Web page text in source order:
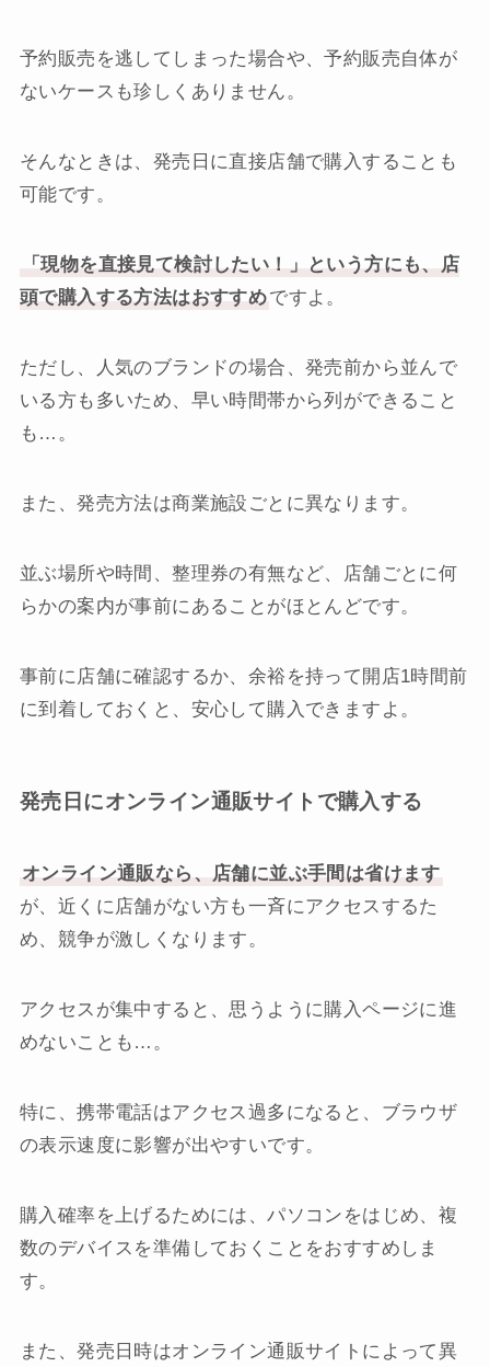
予約販売を逃してしまった場合や、予約販売自体が
ないケースも珍しくありません。
そんなときは、発売日に直接店舗で購入することも
可能です。
「現物を直接見て検討したい！」という方にも、店
頭で購入する方法はおすすめですよ。
ただし、人気のブランドの場合、発売前から並んで
いる方も多いため、早い時間帯から列ができること
も…。
また、発売方法は商業施設ごとに異なります。
並ぶ場所や時間、整理券の有無など、店舗ごとに何
らかの案内が事前にあることがほとんどです。
事前に店舗に確認するか、余裕を持って開店1時間前
に到着しておくと、安心して購入できますよ。
発売日にオンライン通販サイトで購入する
オンライン通販なら、店舗に並ぶ手間は省けます
が、近くに店舗がない方も一斉にアクセスするた
め、競争が激しくなります。
アクセスが集中すると、思うように購入ページに進
めないことも…。
特に、携帯電話はアクセス過多になると、ブラウザ
の表示速度に影響が出やすいです。
購入確率を上げるためには、パソコンをはじめ、複
数のデバイスを準備しておくことをおすすめしま
す。
また、発売日時はオンライン通販サイトによって異